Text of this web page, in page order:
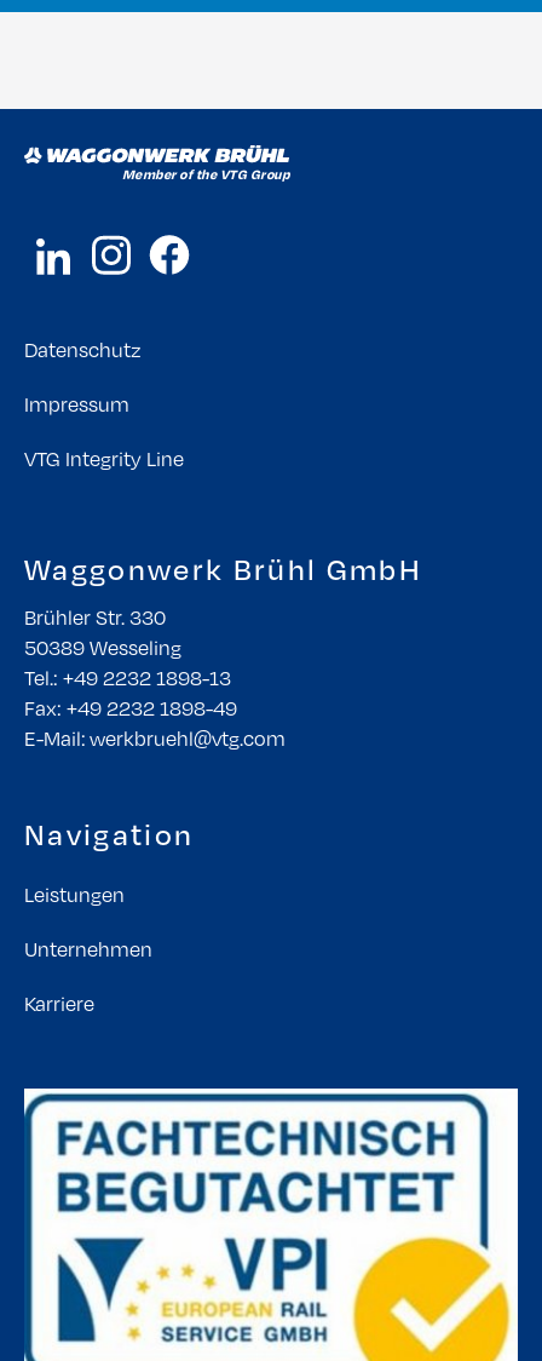
Datenschutz
Impressum
VTG Integrity Line
Waggonwerk Brühl GmbH
Brühler Str. 330
50389 Wesseling
Tel.: +49 2232 1898-13
Fax: +49 2232 1898-49
E-Mail: werkbruehl@vtg.com
Navigation
Leistungen
Unternehmen
Karriere